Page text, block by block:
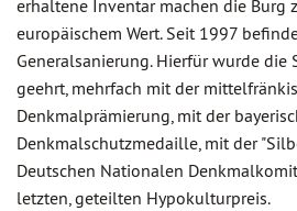
erhaltene Inventar machen die Burg
europäischem Wert. Seit 1997
Generalsanierung. Hierfür wurde
geehrt, mehrfach mit der
Denkmalprämierung, mit der
Denkmalschutzmedaille, mit der
Deutschen Nationalen
letzten, geteilten Hypokulturpreis.